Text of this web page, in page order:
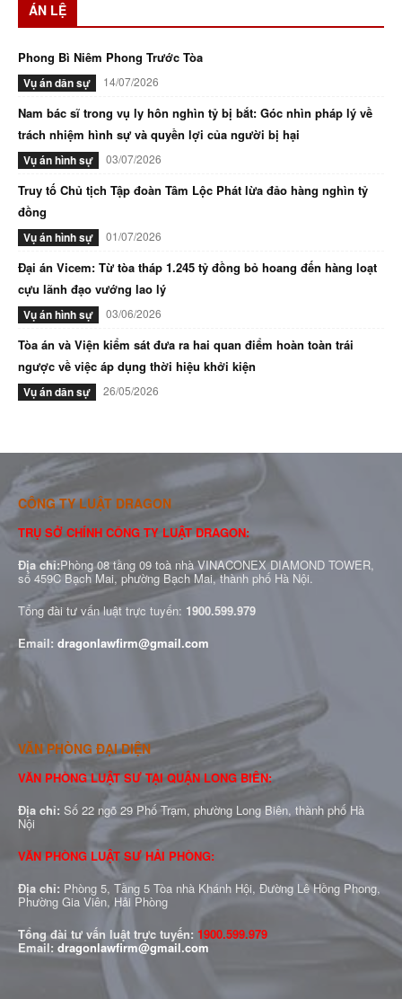
ÁN LỆ
Phong Bì Niêm Phong Trước Tòa
Vụ án dân sự 14/07/2026
Nam bác sĩ trong vụ ly hôn nghìn tỷ bị bắt: Góc nhìn pháp lý về
trách nhiệm hình sự và quyền lợi của người bị hại
Vụ án hình sự 03/07/2026
Truy tố Chủ tịch Tập đoàn Tâm Lộc Phát lừa đảo hàng nghìn tỷ
đồng
Vụ án hình sự 01/07/2026
Đại án Vicem: Từ tòa tháp 1.245 tỷ đồng bỏ hoang đến hàng loạt
cựu lãnh đạo vướng lao lý
Vụ án hình sự 03/06/2026
Tòa án và Viện kiểm sát đưa ra hai quan điểm hoàn toàn trái
ngược về việc áp dụng thời hiệu khởi kiện
Vụ án dân sự 26/05/2026
CÔNG TY LUẬT DRAGON
TRỤ SỞ CHÍNH CÔNG TY LUẬT DRAGON:
Địa chỉ:Phòng 08 tầng 09 toà nhà VINACONEX DIAMOND TOWER,
số 459C Bạch Mai, phường Bạch Mai, thành phố Hà Nội.
Tổng đài tư vấn luật trực tuyến: 1900.599.979
Email: dragonlawfirm@gmail.com
VĂN PHÒNG ĐẠI DIỆN
VĂN PHÒNG LUẬT SƯ TẠI QUẬN LONG BIÊN:
Địa chỉ: Số 22 ngõ 29 Phố Trạm, phường Long Biên, thành phố Hà
Nội
VĂN PHÒNG LUẬT SƯ HẢI PHÒNG:
Địa chỉ: Phòng 5, Tầng 5 Tòa nhà Khánh Hội, Đường Lê Hồng Phong,
Phường Gia Viên, Hải Phòng
Tổng đài tư vấn luật trực tuyến: 1900.599.979
Email: dragonlawfirm@gmail.com